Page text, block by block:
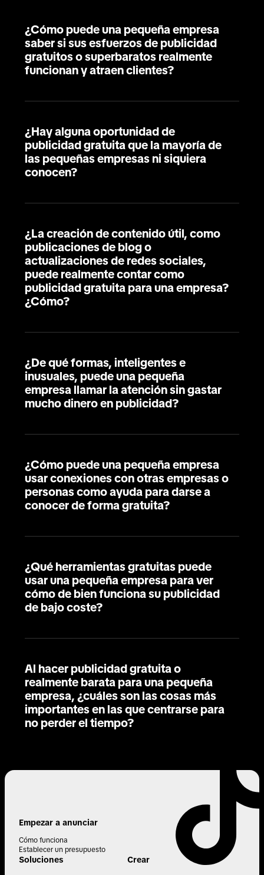
¿Cómo puede una pequeña empresa
saber si sus esfuerzos de publicidad
gratuitos o superbaratos realmente
funcionan y atraen clientes?
¿Hay alguna oportunidad de
publicidad gratuita que la mayoría de
las pequeñas empresas ni siquiera
conocen?
¿La creación de contenido útil, como
publicaciones de blog o
actualizaciones de redes sociales,
puede realmente contar como
publicidad gratuita para una empresa?
¿Cómo?
¿De qué formas, inteligentes e
inusuales, puede una pequeña
empresa llamar la atención sin gastar
mucho dinero en publicidad?
¿Cómo puede una pequeña empresa
usar conexiones con otras empresas o
personas como ayuda para darse a
conocer de forma gratuita?
¿Qué herramientas gratuitas puede
usar una pequeña empresa para ver
cómo de bien funciona su publicidad
de bajo coste?
Al hacer publicidad gratuita o
realmente barata para una pequeña
empresa, ¿cuáles son las cosas más
importantes en las que centrarse para
no perder el tiempo?
Empezar a anunciar
Cómo funciona
Establecer un presupuesto
Soluciones Crear